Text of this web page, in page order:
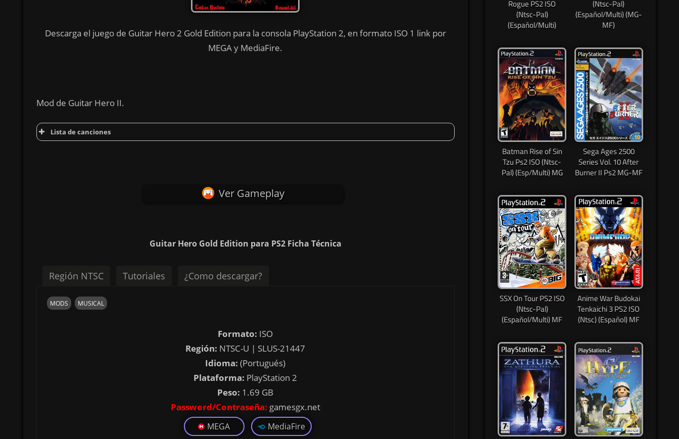
Descarga el juego de Guitar Hero 2 Gold Edition para la consola PlayStation 2, en formato ISO 1 link por
MEGA y MediaFire.
Mod de Guitar Hero II.
Lista de canciones
Ver Gameplay
Guitar Hero Gold Edition para PS2 Ficha Técnica
Región NTSC Tutoriales ¿Como descargar?
MODS MUSICAL
Formato: ISO
Región: NTSC-U | SLUS-21447
Idioma: (Portugués)
Plataforma: PlayStation 2
Peso: 1.69 GB
Password/Contraseña: gamesgx.net
MEGA MediaFire
Rogue PS2 ISO
(Ntsc-Pal)
(Español/Multi)
(Ntsc-Pal)
(Español/Multi) (MG-
MF)
Batman Rise of Sin
Tzu Ps2 ISO (Ntsc-
Pal) (Esp/Multi) MG
Sega Ages 2500
Series Vol. 10 After
Burner II Ps2 MG-MF
SSX On Tour PS2 ISO
(Ntsc-Pal)
(Español/Multi) MF
Anime War Budokai
Tenkaichi 3 PS2 ISO
(Ntsc) (Español) MF